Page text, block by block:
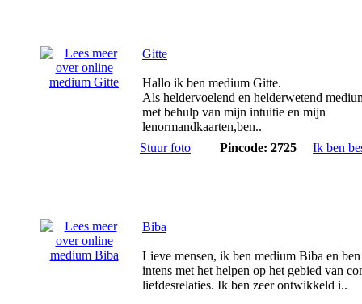
Gitte
Hallo ik ben medium Gitte.
Als heldervoelend en helderwetend
met behulp van mijn intuitie en mijn
lenormandkaarten,ben..
Stuur foto
Pincode: 2725 Ik ben
Biba
Lieve mensen, ik ben medium Biba en ben
intens met het helpen op het gebied van
liefdesrelaties. Ik ben zeer ontwikkeld i..